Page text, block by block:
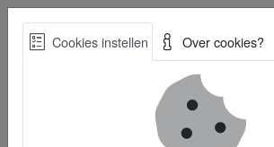
Skip
Best Practices voor een duurzame toekomst
Cookies instellen Over cookies?